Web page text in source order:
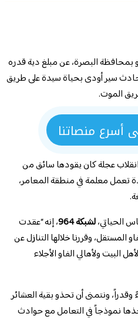
بمحافظة البصرة، عن مبلغ دية قدره
حادث سير أودى بحياة سيدة على طريق
الموت.
أسرع منصاتنا
عجلة كان يقودها سائق من
تعمل معلمة في منطقة المعامر،
الحياتي،لشبكة 964
، إنه “عقدت
وقررنا خلالها التنازل عن
كرامةً لأهل البيت ولأهالي الفاو الأجلاء
ونتمنى أن تحذو بقية العشائر
نموذجاً في التعامل مع حوادث